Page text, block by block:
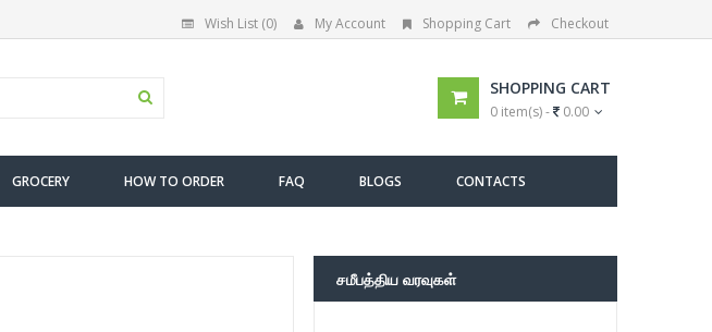
Wish List (0) My Account Shopping Cart Checkout
SHOPPING CART
0 item(s) - 0.00
GROCERY HOW TO ORDER FAQ BLOGS CONTACTS
சமீபத்திய வரவுகள்